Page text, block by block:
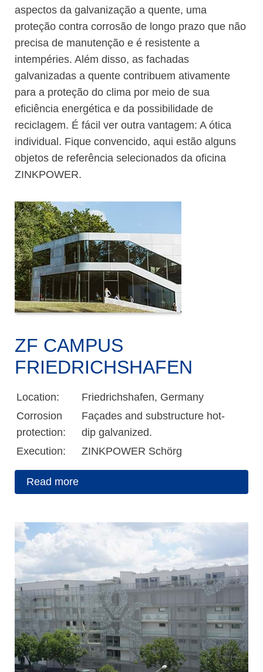
aspectos da galvanização a quente, uma
proteção contra corrosão de longo prazo que não
precisa de manutenção e é resistente a
intempéries. Além disso, as fachadas
galvanizadas a quente contribuem ativamente
para a proteção do clima por meio de sua
eficiência energética e da possibilidade de
reciclagem. É fácil ver outra vantagem: A ótica
individual. Fique convencido, aqui estão alguns
objetos de referência selecionados da oficina
ZINKPOWER.
ZF CAMPUS
FRIEDRICHSHAFEN
Location:
Friedrichshafen, Germany
Corrosion
protection:
Façades and substructure hot-
dip galvanized.
Execution:
ZINKPOWER Schörg
Read more